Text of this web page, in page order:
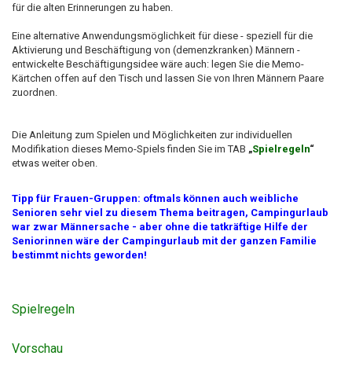
für die alten Erinnerungen zu haben.
Eine alternative Anwendungsmöglichkeit für diese - speziell für die
Aktivierung und Beschäftigung von (demenzkranken) Männern -
entwickelte Beschäftigungsidee wäre auch: legen Sie die Memo-
Kärtchen offen auf den Tisch und lassen Sie von Ihren Männern Paare
zuordnen.
Die Anleitung zum Spielen und Möglichkeiten zur individuellen
Modifikation dieses Memo-Spiels finden Sie im TAB „Spielregeln“
etwas weiter oben.
Tipp für Frauen-Gruppen: oftmals können auch weibliche
Senioren sehr viel zu diesem Thema beitragen, Campingurlaub
war zwar Männersache - aber ohne die tatkräftige Hilfe der
Seniorinnen wäre der Campingurlaub mit der ganzen Familie
bestimmt nichts geworden!
Spielregeln
Vorschau